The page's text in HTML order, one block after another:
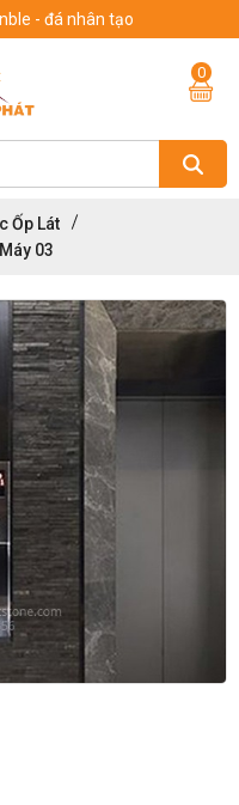
- đá nhân tạo
0
Ốp Lát
03